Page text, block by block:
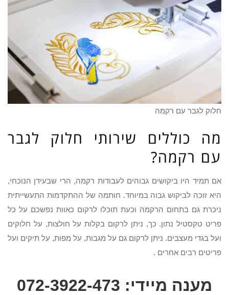
חלוק לגבר עם רקמה
מה כוללים שירותי חלוק לגבר
עם רקמה?
אם תמיד היו ביקושים גבוהים לעבודות רקמה, הרי שבעידן הנוכחי,
היא זוכה לביקוש גבוה במיוחד. חותמה של ההתקדמות התעשייתית
ניכרת גם בתחום הרקמה וכעת תוכלו לרקום כאוות נפשכם על כל
פריט טקסטיל נתון. כך, ניתן לרקום בקלות על חולצות, על חלוקים
ועל בגדי מעצבים. ניתן לרקום גם על מגבות, על מפות, על תיקים ועל
פריטים רבים אחרים .
מענה מיידי: 072-3922-473